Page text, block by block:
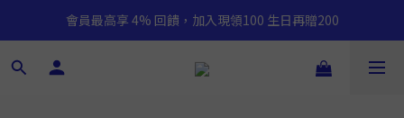
會員最高享 4% 回饋，加入現領100 生日再贈200